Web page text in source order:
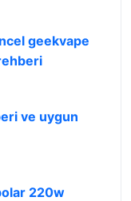
geekvape
ve uygun
220w